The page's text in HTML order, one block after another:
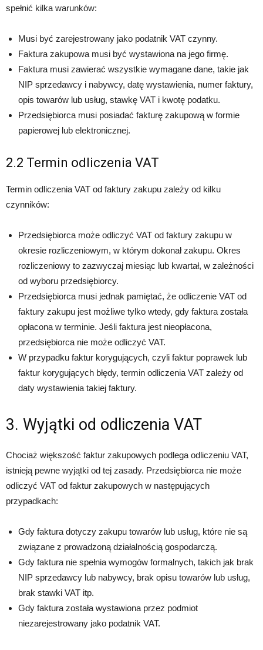
spełnić kilka warunków:
Musi być zarejestrowany jako podatnik VAT czynny.
Faktura zakupowa musi być wystawiona na jego firmę.
Faktura musi zawierać wszystkie wymagane dane, takie jak
NIP sprzedawcy i nabywcy, datę wystawienia, numer faktury,
opis towarów lub usług, stawkę VAT i kwotę podatku.
Przedsiębiorca musi posiadać fakturę zakupową w formie
papierowej lub elektronicznej.
2.2 Termin odliczenia VAT
Termin odliczenia VAT od faktury zakupu zależy od kilku
czynników:
Przedsiębiorca może odliczyć VAT od faktury zakupu w
okresie rozliczeniowym, w którym dokonał zakupu. Okres
rozliczeniowy to zazwyczaj miesiąc lub kwartał, w zależności
od wyboru przedsiębiorcy.
Przedsiębiorca musi jednak pamiętać, że odliczenie VAT od
faktury zakupu jest możliwe tylko wtedy, gdy faktura została
opłacona w terminie. Jeśli faktura jest nieopłacona,
przedsiębiorca nie może odliczyć VAT.
W przypadku faktur korygujących, czyli faktur poprawek lub
faktur korygujących błędy, termin odliczenia VAT zależy od
daty wystawienia takiej faktury.
3. Wyjątki od odliczenia VAT
Chociaż większość faktur zakupowych podlega odliczeniu VAT,
istnieją pewne wyjątki od tej zasady. Przedsiębiorca nie może
odliczyć VAT od faktur zakupowych w następujących
przypadkach:
Gdy faktura dotyczy zakupu towarów lub usług, które nie są
związane z prowadzoną działalnością gospodarczą.
Gdy faktura nie spełnia wymogów formalnych, takich jak brak
NIP sprzedawcy lub nabywcy, brak opisu towarów lub usług,
brak stawki VAT itp.
Gdy faktura została wystawiona przez podmiot
niezarejestrowany jako podatnik VAT.